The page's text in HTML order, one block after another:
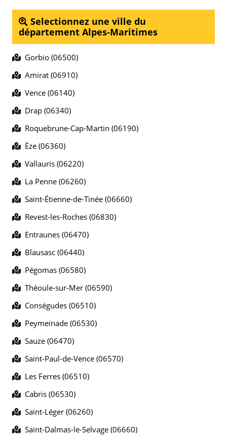
Selectionnez une ville du
département Alpes-Maritimes
Gorbio (06500)
Amirat (06910)
Vence (06140)
Drap (06340)
Roquebrune-Cap-Martin (06190)
Èze (06360)
Vallauris (06220)
La Penne (06260)
Saint-Étienne-de-Tinée (06660)
Revest-les-Roches (06830)
Entraunes (06470)
Blausasc (06440)
Pégomas (06580)
Théoule-sur-Mer (06590)
Conségudes (06510)
Peymeinade (06530)
Sauze (06470)
Saint-Paul-de-Vence (06570)
Les Ferres (06510)
Cabris (06530)
Saint-Léger (06260)
Saint-Dalmas-le-Selvage (06660)